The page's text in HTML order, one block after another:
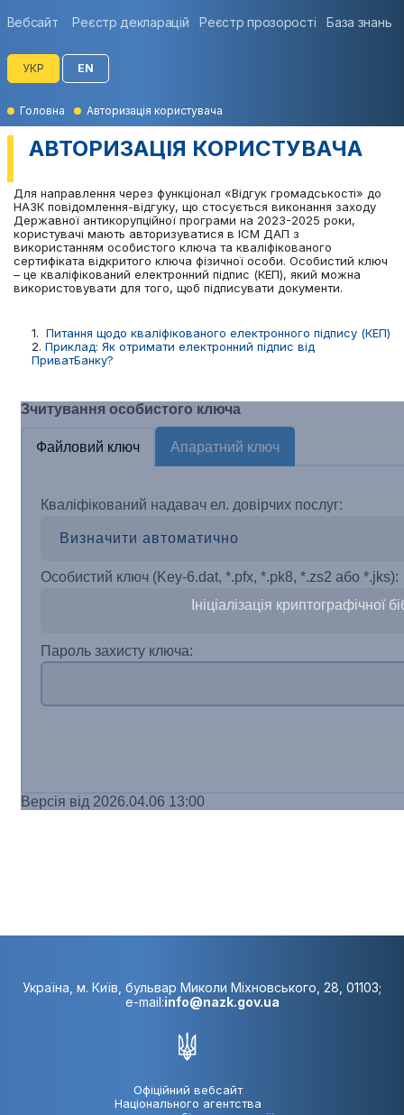
Вебсайт Реєстр декларацій Реєстр прозорості База знань
УКР EN
Головна Авторизація користувача
АВТОРИЗАЦІЯ КОРИСТУВАЧА
Для направлення через функціонал «Відгук громадськості» до
НАЗК повідомлення-відгуку, що стосується виконання заходу
Державної антикорупційної програми на 2023-2025 роки,
користувачі мають авторизуватися в ІСМ ДАП з
використанням особистого ключа та кваліфікованого
сертифіката відкритого ключа фізичної особи. Особистий ключ
– це кваліфікований електронний підпис (КЕП), який можна
використовувати для того, щоб підписувати документи.
1. Питання щодо кваліфікованого електронного підпису (КЕП)
2. Приклад: Як отримати електронний підпис від
ПриватБанку?
Україна, м. Київ, бульвар Миколи Міхновського, 28, 01103;
e-mail:info@nazk.gov.ua
Офіційний вебсайт
Національного агентства